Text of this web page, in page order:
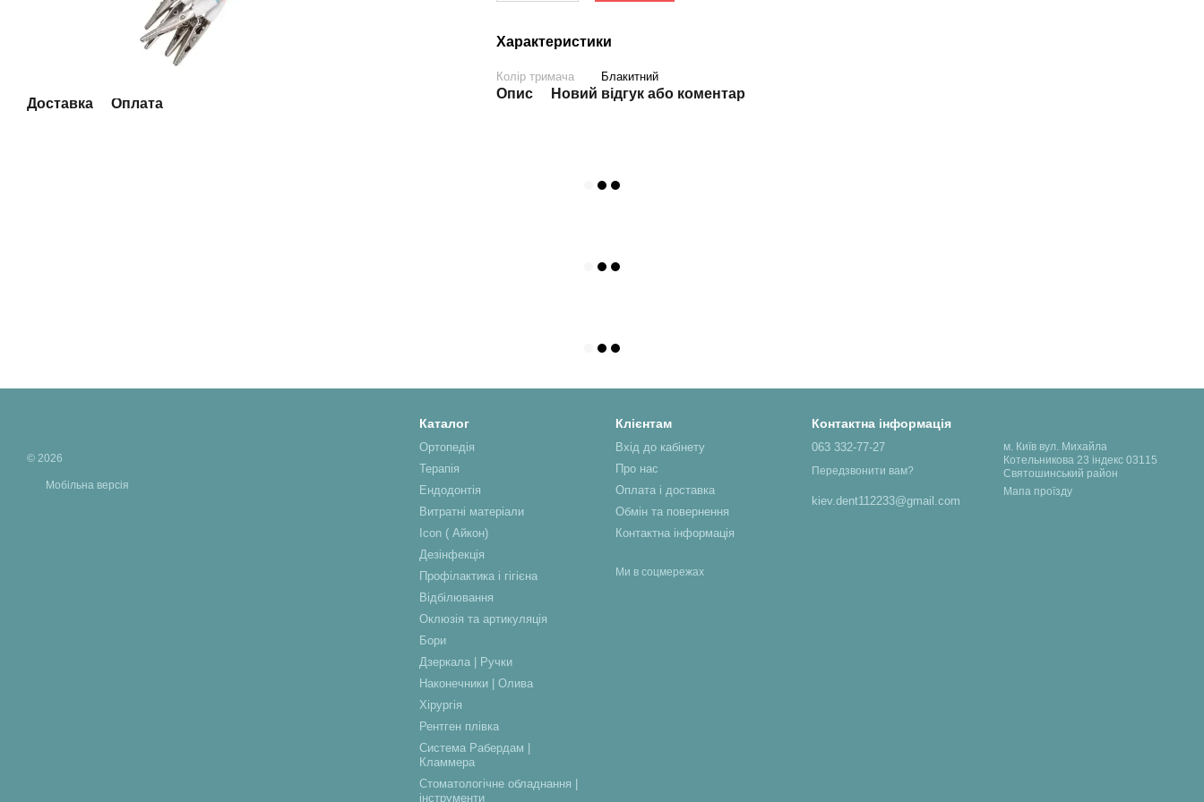
Доставка Оплата
Характеристики
Колір тримача Блакитний
Опис Новий відгук або коментар
© 2026
Мобільна версія
Каталог
Ортопедія
Терапія
Ендодонтія
Витратні матеріали
Icon ( Айкон)
Дезінфекція
Профілактика і гігієна
Відбілювання
Оклюзія та артикуляція
Бори
Дзеркала | Ручки
Наконечники | Олива
Хірургія
Рентген плівка
Система Рабердам |
Кламмера
Стоматологічне обладнання |
інструменти
Клієнтам
Вхід до кабінету
Про нас
Оплата і доставка
Обмін та повернення
Контактна інформація
Ми в соцмережах
Контактна інформація
063 332-77-27
Передзвонити вам?
kiev.dent112233@gmail.com
м. Київ вул. Михайла
Котельникова 23 індекс 03115
Святошинський район
Мапа проїзду